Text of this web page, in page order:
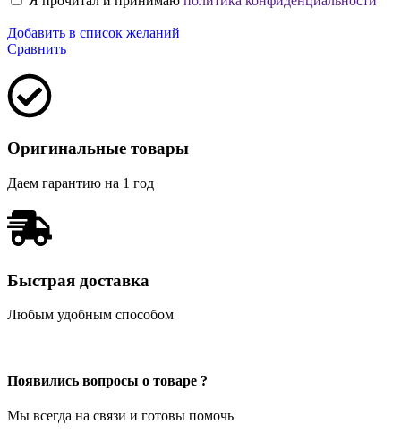
Добавить в список желаний
Сравнить
Оригинальные товары
Даем гарантию на 1 год
Быстрая доставка
Любым удобным способом
Появились вопросы о товаре ?
Мы всегда на связи и готовы помочь